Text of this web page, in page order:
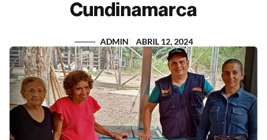
Cundinamarca
ADMIN ABRIL 12, 2024